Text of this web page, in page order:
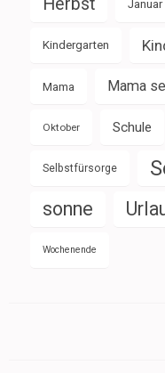
Januar
Kindergarten
Mama Mama
Oktober Schule
Selbstfürsorge
sonne
Wochenende